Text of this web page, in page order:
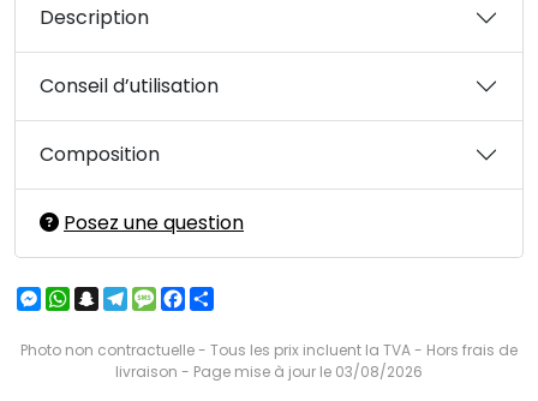
Description
Conseil d’utilisation
Composition
Posez une question
Messenger
WhatsApp
Snapchat
Telegram
MessageFacebook
Photo non contractuelle - Tous les prix incluent la TVA - Hors frais de
livraison - Page mise à jour le 03/08/2026